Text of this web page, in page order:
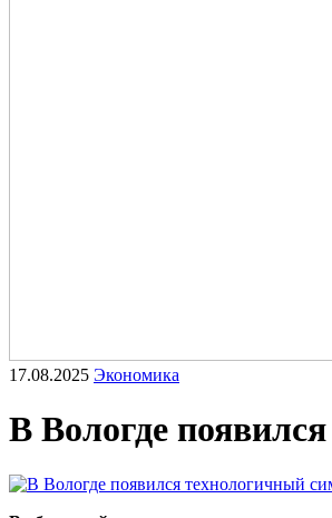
17.08.2025 Экономика
В Вологде